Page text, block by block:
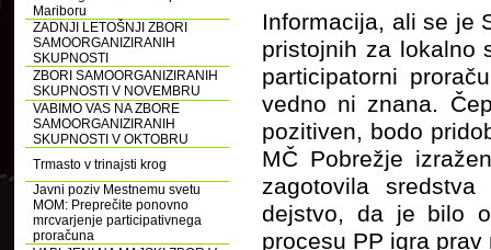
Mariboru
ZADNJI LETOŠNJI ZBORI
SAMOORGANIZIRANIH
SKUPNOSTI
ZBORI SAMOORGANIZIRANIH
SKUPNOSTI V NOVEMBRU
VABIMO VAS NA ZBORE
SAMOORGANIZIRANIH
SKUPNOSTI V OKTOBRU
Trmasto v trinajsti krog
Javni poziv Mestnemu svetu
MOM: Preprečite ponovno
mrcvarjenje participativnega
proračuna
Informacija, ali se je
pristojnih za lokalno
participatorni
vedno ni znana.
pozitiven, bodo
MČ Pobrežje
zagotovila
dejstvo, da je bilo
procesu PP igra prav